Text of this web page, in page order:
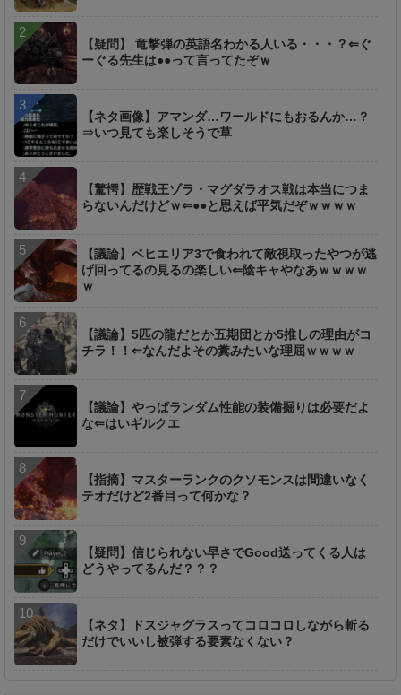
【疑問】 竜撃弾の英語名わかる人いる・・・？⇐ぐ
ーぐる先生は●●って言ってたぞｗ
【ネタ画像】アマンダ…ワールドにもおるんか…？
⇒いつ見ても楽しそうで草
【驚愕】歴戦王ゾラ・マグダラオス戦は本当につま
らないんだけどｗ⇐●●と思えば平気だぞｗｗｗｗ
【議論】ベヒエリア3で食われて敵視取ったやつが逃
げ回ってるの見るの楽しい⇐陰キャやなあｗｗｗｗ
ｗ
【議論】5匹の龍だとか五期団とか5推しの理由がコ
チラ！！⇐なんだよその糞みたいな理屈ｗｗｗｗ
【議論】やっぱランダム性能の装備掘りは必要だよ
な⇐はいギルクエ
【指摘】マスターランクのクソモンスは間違いなく
テオだけど2番目って何かな？
【疑問】信じられない早さでGood送ってくる人は
どうやってるんだ？？？
【ネタ】ドスジャグラスってコロコロしながら斬る
だけでいいし被弾する要素なくない？